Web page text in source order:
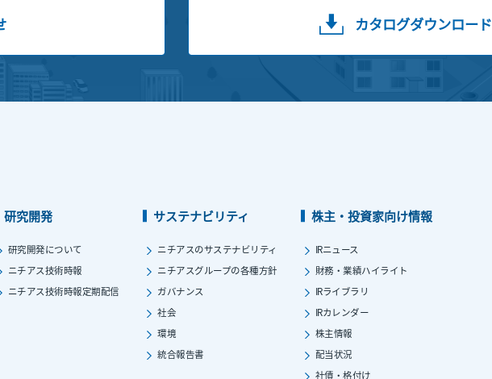
カタログダウンロード
研究開発
研究開発について
ニチアス技術時報
ニチアス技術時報定期配信
サステナビリティ
ニチアスのサステナビリティ
ニチアスグループの各種方針
ガバナンス
社会
環境
統合報告書
株主・投資家向け情報
IRニュース
財務・業績ハイライト
IRライブラリ
IRカレンダー
株主情報
配当状況
社債・格付け